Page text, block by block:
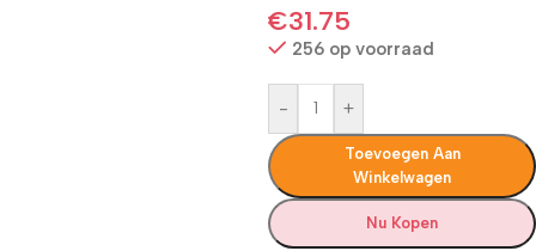
€31.75
256 op voorraad
- +
Toevoegen Aan
Winkelwagen
Nu Kopen